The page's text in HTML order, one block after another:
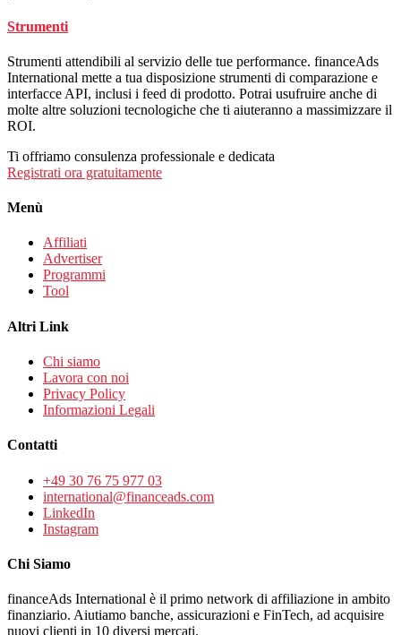
Strumenti
Strumenti attendibili al servizio delle tue performance. financeAds
International mette a tua disposizione strumenti di comparazione e
interfacce API, inclusi i feed di prodotto. Potrai usufruire anche di
molte altre soluzioni tecnologiche che ti aiuteranno a massimizzare il
ROI.
Ti offriamo consulenza professionale e dedicata
Registrati ora gratuitamente
Menù
Affiliati
Advertiser
Programmi
Tool
Altri Link
Chi siamo
Lavora con noi
Privacy Policy
Informazioni Legali
Contatti
+49 30 76 75 977 03
international@financeads.com
LinkedIn
Instagram
Chi Siamo
financeAds International è il primo network di affiliazione in ambito
finanziario. Aiutiamo banche, assicurazioni e FinTech, ad acquisire
nuovi clienti in 10 diversi mercati.